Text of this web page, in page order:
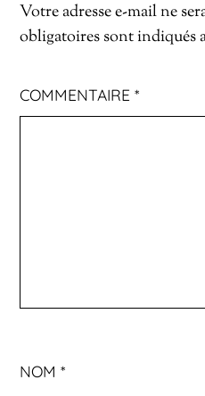
Votre adresse e-mail ne
obligatoires sont indiqués
COMMENTAIRE*
NOM*